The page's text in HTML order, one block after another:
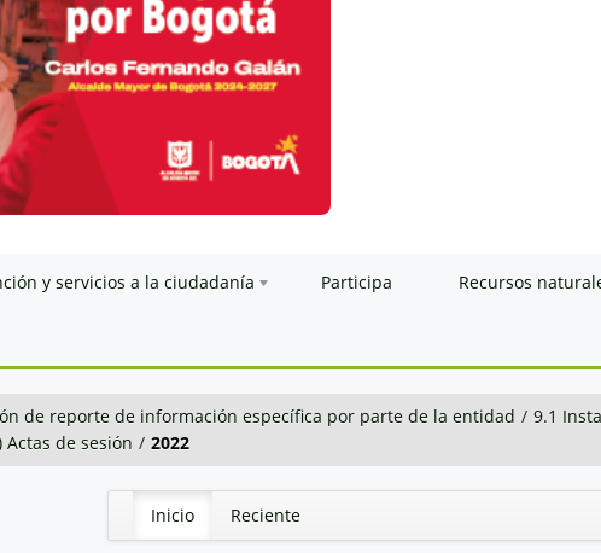
y servicios a la ciudadanía Participa Recursos
de reporte de información específica por parte de la entidad / 9.1
Actas de sesión / 2022
Inicio Reciente